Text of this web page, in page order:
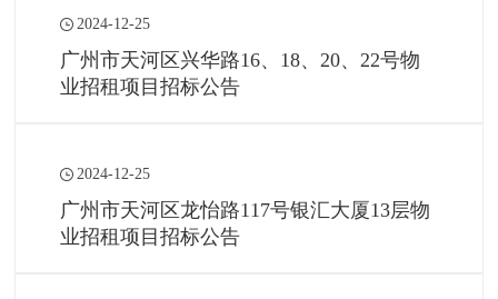
2024-12-25
广州市天河区兴华路16、18、20、22号物
业招租项目招标公告
2024-12-25
广州市天河区龙怡路117号银汇大厦13层物
业招租项目招标公告